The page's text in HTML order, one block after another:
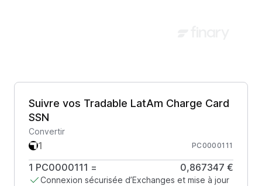
Suivre vos Tradable LatAm Charge Card
SSN
Convertir
PC0000111
1 PC0000111 = 0,867347 €
Connexion sécurisée d’Exchanges et mise à jour